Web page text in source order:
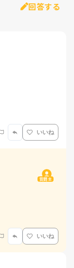
回答する
いいね
質問主
いいね